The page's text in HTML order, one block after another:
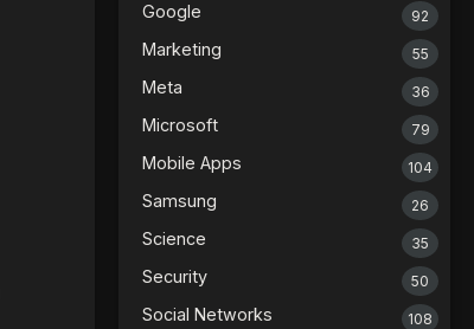
Google 92
Marketing 55
Meta 36
Microsoft 79
Mobile Apps 104
Samsung 26
Science 35
Security 50
Social Networks 108